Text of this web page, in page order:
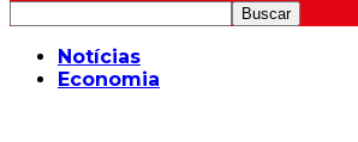
Notícias
Economia